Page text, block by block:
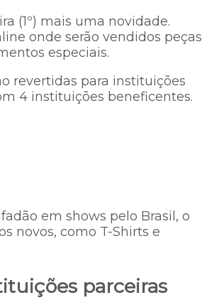
(1º) mais uma novidade.
onde serão vendidos peças
especiais.
revertidas para instituições
4 instituições beneficentes.
em shows pelo Brasil, o
novos, como T-Shirts e
parceiras